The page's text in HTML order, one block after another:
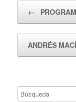
←
ANDRÉS